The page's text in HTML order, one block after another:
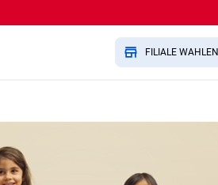
FILIALE WÄHLEN